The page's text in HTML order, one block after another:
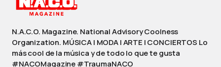
N.A.C.O. Magazine. National Advisory Coolness
Organization. MÚSICA | MODA | ARTE | CONCIERTOS Lo
más cool de la música y de todo lo que te gusta
#NACOMagazine #TraumaNACO